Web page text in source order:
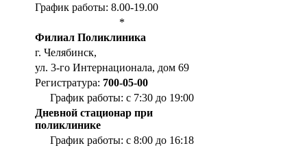
График работы: 8.00-19.00
*
Филиал Поликлиника
г. Челябинск,
ул. 3-го Интернационала, дом 69
Регистратура: 700-05-00
График работы: с 7:30 до 19:00
Дневной стационар при
поликлинике
График работы: с 8:00 до 16:18